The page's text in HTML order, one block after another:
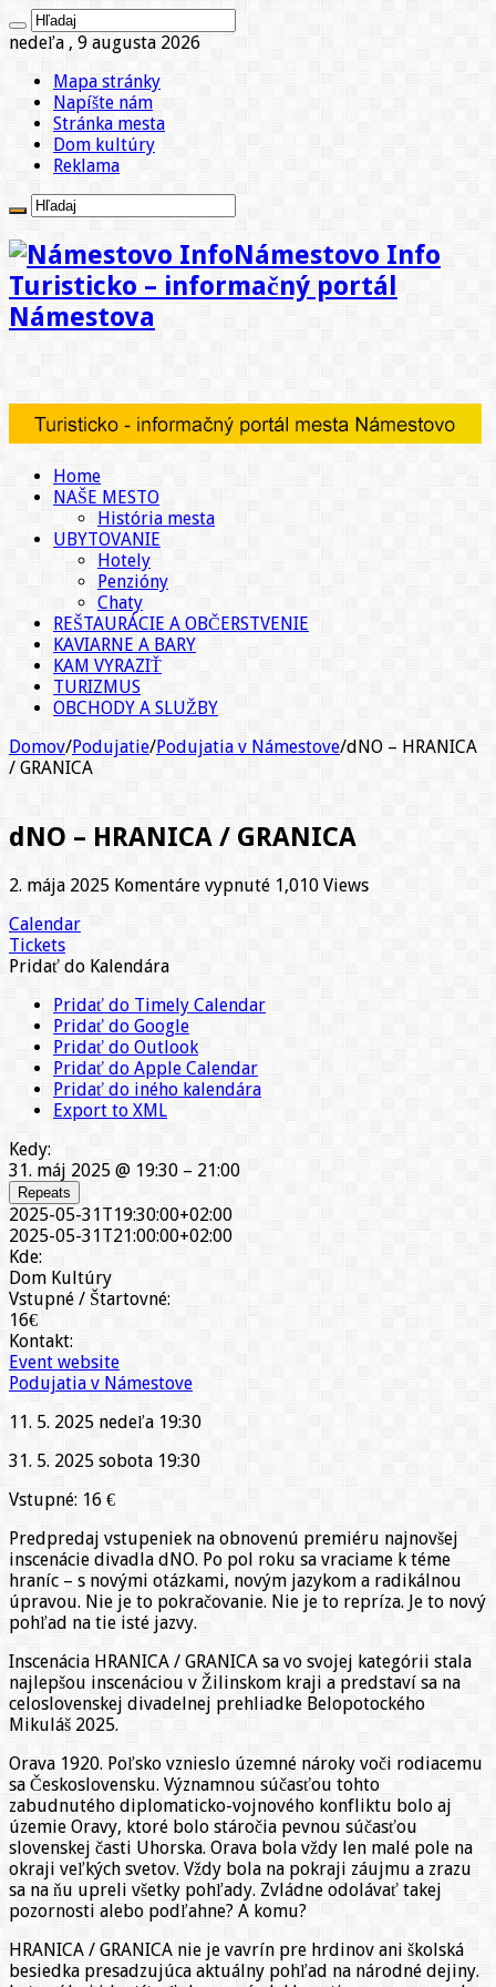
nedeľa , 9 augusta 2026
Mapa stránky
Napíšte nám
Stránka mesta
Dom kultúry
Reklama
Námestovo Info
Turisticko – informačný portál
Námestova
Home
NAŠE MESTO
História mesta
UBYTOVANIE
Hotely
Penzióny
Chaty
REŠTAURÁCIE A OBČERSTVENIE
KAVIARNE A BARY
KAM VYRAZIŤ
TURIZMUS
OBCHODY A SLUŽBY
Domov/Podujatie/Podujatia v Námestove/dNO – HRANICA
/ GRANICA
dNO – HRANICA / GRANICA
2. mája 2025 Komentáre vypnuténa1,010 Views
Calendar
Tickets
Pridať do Kalendára
Pridať do Timely Calendar
Pridať do Google
Pridať do Outlook
Pridať do Apple Calendar
Pridať do iného kalendára
Export to XML
Kedy:
31. máj 2025 @ 19:30 – 21:00
Repeats
2025-05-31T19:30:00+02:00
2025-05-31T21:00:00+02:00
Kde:
Dom Kultúry
Vstupné / Štartovné:
16€
Kontakt:
Event website
Podujatia v Námestove
11. 5. 2025 nedeľa 19:30
31. 5. 2025 sobota 19:30
Vstupné: 16 €
Predpredaj vstupeniek na obnovenú premiéru najnovšej
inscenácie divadla dNO. Po pol roku sa vraciame k téme
hraníc – s novými otázkami, novým jazykom a radikálnou
úpravou. Nie je to pokračovanie. Nie je to repríza. Je to nový
pohľad na tie isté jazvy.
Inscenácia HRANICA / GRANICA sa vo svojej kategórii stala
najlepšou inscenáciou v Žilinskom kraji a predstaví sa na
celoslovenskej divadelnej prehliadke Belopotockého
Mikuláš 2025.
Orava 1920. Poľsko vznieslo územné nároky voči rodiacemu
sa Československu. Významnou súčasťou tohto
zabudnutého diplomaticko-vojnového konfliktu bolo aj
územie Oravy, ktoré bolo stáročia pevnou súčasťou
slovenskej časti Uhorska. Orava bola vždy len malé pole na
okraji veľkých svetov. Vždy bola na pokraji záujmu a zrazu
sa na ňu upreli všetky pohľady. Zvládne odolávať takej
pozornosti alebo podľahne? A komu?
HRANICA / GRANICA nie je vavrín pre hrdinov ani školská
besiedka presadzujúca aktuálny pohľad na národné dejiny.